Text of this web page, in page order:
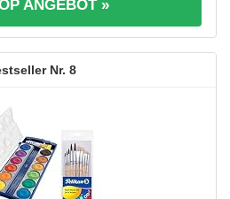
ANGEBOT »
8